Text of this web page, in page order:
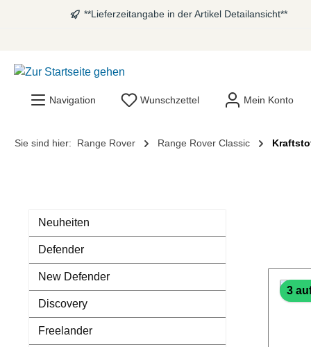
Zur Hauptnavigation springen
**Lieferzeitangabe in der Artikel Detailansicht**
Navigation Wunschzettel Mein Konto
Sie sind hier: Range Rover Range Rover Classic
Neuheiten
Defender
New Defender
Discovery
Freelander
3